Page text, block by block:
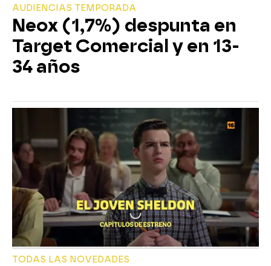
AUDIENCIAS TEMPORADA
Neox (1,7%) despunta en
Target Comercial y en 13-
34 años
TODAS LAS NOVEDADES